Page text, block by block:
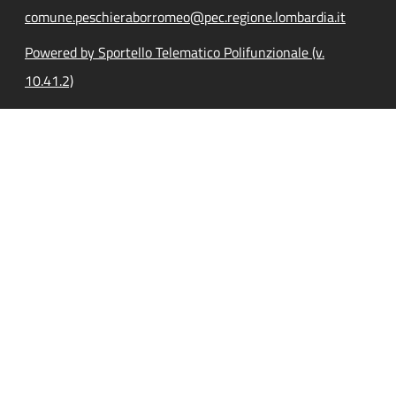
comune.peschieraborromeo@pec.regione.lombardia.it
Powered by Sportello Telematico Polifunzionale (v.
10.41.2)